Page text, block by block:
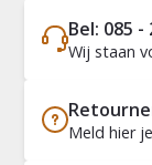
Bel: 085 -
Wij staan
Meld hier